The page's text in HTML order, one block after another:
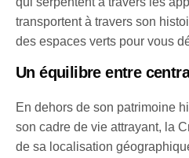
transportent à travers son
des espaces verts pour vous
Un équilibre entre
En dehors de son patrimoine
son cadre de vie attrayant, la
de sa localisation